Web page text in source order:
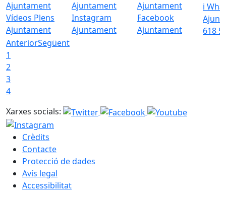
Vídeos Plens
Ajuntament
Instagram
Ajuntament
Facebook
Ajuntament
i
618
AnteriorSegüent
1
2
3
4
Xarxes socials:
Crèdits
Contacte
Protecció de dades
Avís legal
Accessibilitat